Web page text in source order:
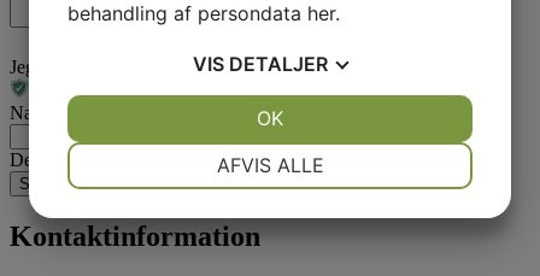
Jeg er ikke en robot
Name
Dette felt er til validering og bør ikke ændres.
Kontaktinformation
behandling af persondata her.
VIS DETALJER
MARKETING
AFVIS ALLE
OK